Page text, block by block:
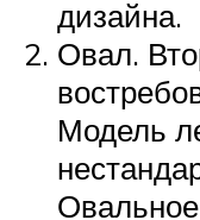
дизайна.
Овал.
Модель